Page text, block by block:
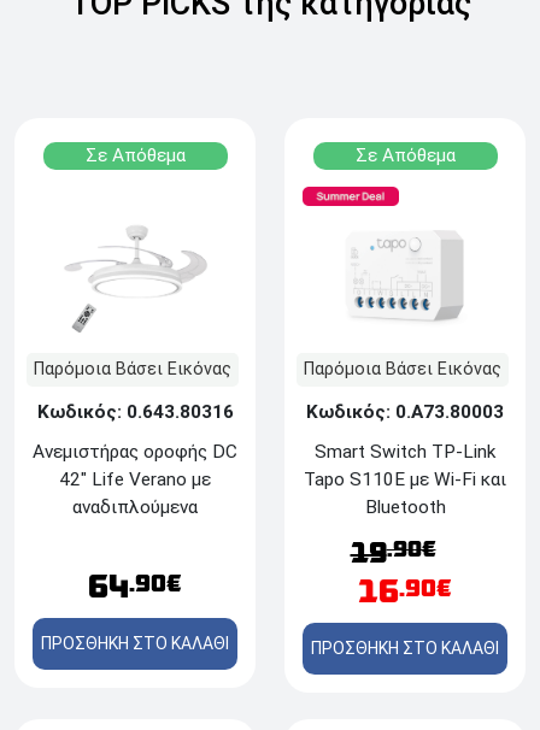
Σε Απόθεμα
Παρόμοια Βάσει Εικόνας
Κωδικός: 0.643.80316
Ανεμιστήρας οροφής DC
42" Life Verano με
αναδιπλούμενα
30W και 6 ταχύτητες -
Λευκό
64.90€
ΠΡΟΣΘΗΚΗ ΣΤΟ ΚΑΛΑΘΙ
Σε Απόθεμα
Παρόμοια Βάσει Εικόνας
Κωδικός: 0.Α73.80003
Smart Switch TP-Link
Tapo S110E με Wi-Fi και
Bluetooth
19.90€
16.90€
ΠΡΟΣΘΗΚΗ ΣΤΟ ΚΑΛΑΘΙ